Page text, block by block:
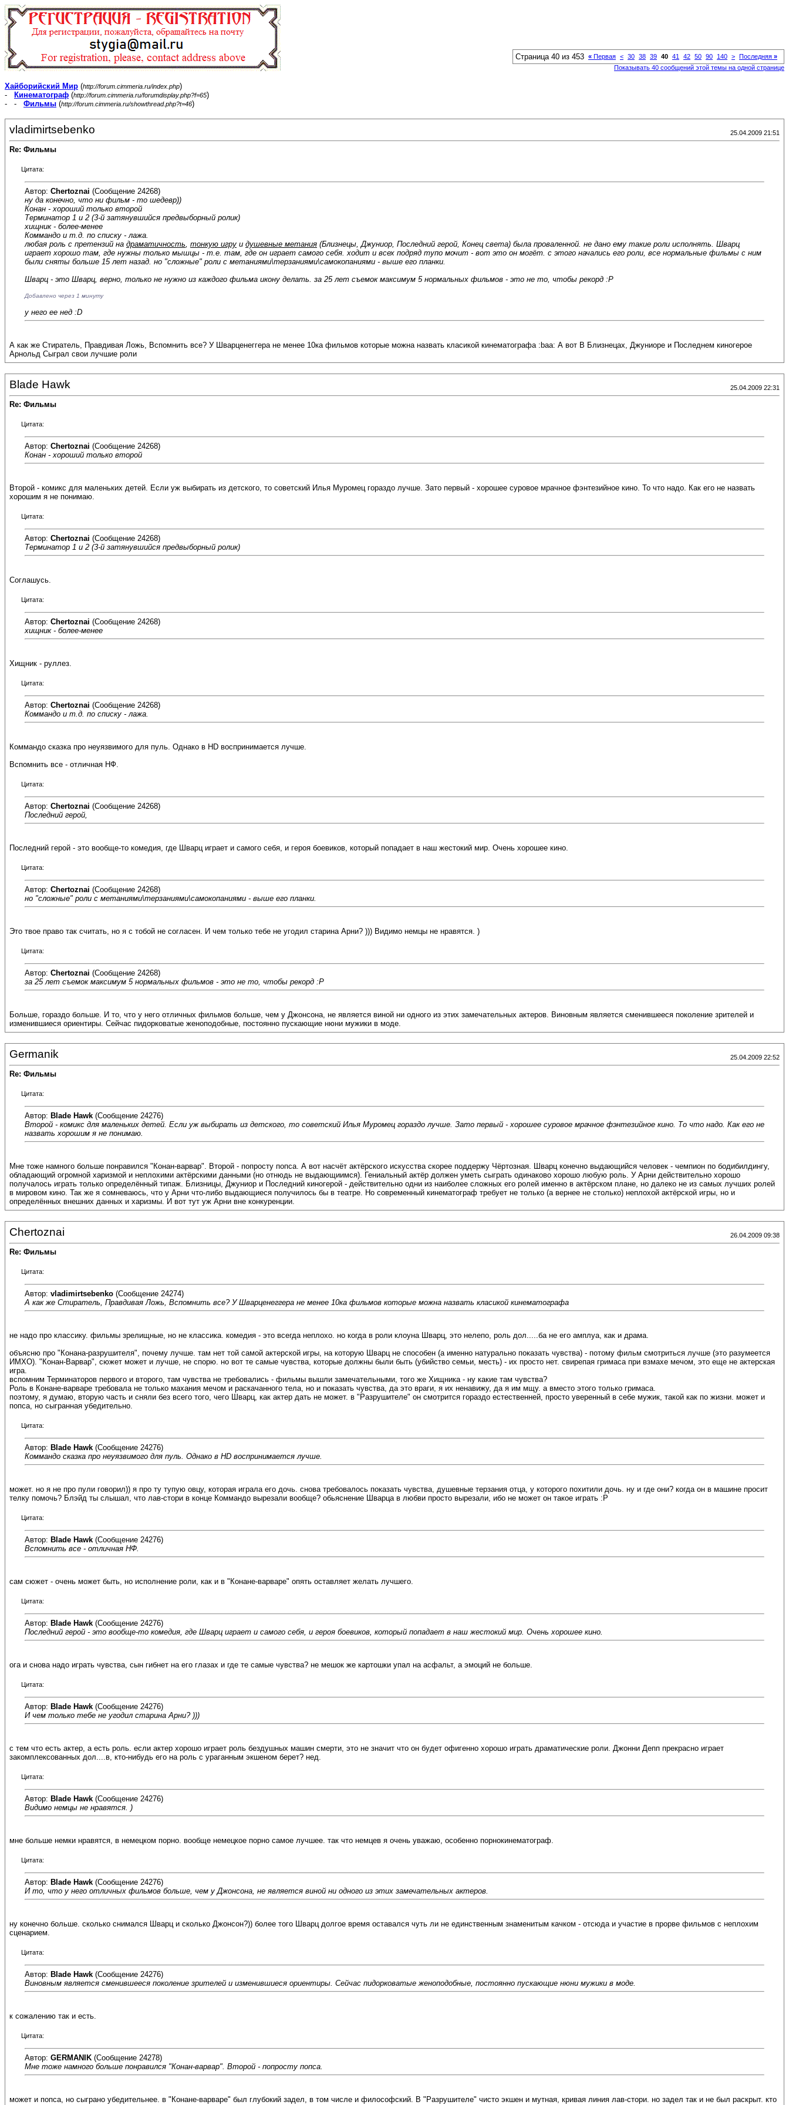
Страница 40 из 453 « Первая < 30 38 39 40 41 42 50 90 140 > Последняя »
Показывать 40 сообщений этой темы на одной странице
Хайборийский Мир (http://forum.cimmeria.ru/index.php)
-
Кинематограф (http://forum.cimmeria.ru/forumdisplay.php?f=65)
- - Фильмы (http://forum.cimmeria.ru/showthread.php?t=46)
vladimirtsebenko 25.04.2009 21:51
Re: Фильмы
Цитата:
Автор: Chertoznai (Сообщение 24268)
ну да конечно, что ни фильм - то шедевр))
Конан - хороший только второй
Терминатор 1 и 2 (3-й затянувшийся предвыборный ролик)
хищник - более-менее
Коммандо и т.д. по списку - лажа.
любая роль с претензий на драматичность тонкую игру и душевные метания (Близнецы, Джуниор, Последний герой, Конец света) была проваленной. не дано ему такие роли исполнять. Шварц
играет хорошо там, где нужны только мышцы - т.е. там, где он играет самого себя. ходит и всех подряд тупо мочит - вот это он могёт. с этого начались его роли, все нормальные фильмы с ним
были сняты больше 15 лет назад. но "сложные" роли с метаниями\терзаниями\самокопаниями - выше его планки.
Шварц - это Шварц, верно, только не нужно из каждого фильма икону делать. за 25 лет съемок максимум 5 нормальных фильмов - это не то, чтобы рекорд :P
Добавлено через 1 минуту
у него ее нед :D
А как же Стиратель, Правдивая Ложь, Вспомнить все? У Шварценеггера не менее 10ка фильмов которые можна назвать класикой кинематографа :baa: А вот В Близнецах, Джуниоре и Последнем киногерое
Арнольд Сыграл свои лучшие роли
Blade Hawk 25.04.2009 22:31
Re: Фильмы
Цитата:
Автор: Chertoznai (Сообщение 24268)
Конан - хороший только второй
Второй - комикс для маленьких детей. Если уж выбирать из детского, то советский Илья Муромец гораздо лучше. Зато первый - хорошее суровое мрачное фэнтезийное кино. То что надо. Как его не назвать
хорошим я не понимаю.
Цитата:
Автор: Chertoznai (Сообщение 24268)
Терминатор 1 и 2 (3-й затянувшийся предвыборный ролик)
Соглашусь.
Цитата:
Автор: Chertoznai (Сообщение 24268)
хищник - более-менее
Хищник - руллез.
Цитата:
Автор: Chertoznai (Сообщение 24268)
Коммандо и т.д. по списку - лажа.
Коммандо сказка про неуязвимого для пуль. Однако в HD воспринимается лучше.
Вспомнить все - отличная НФ.
Цитата:
Автор: Chertoznai (Сообщение 24268)
Последний герой,
Последний герой - это вообще-то комедия, где Шварц играет и самого себя, и героя боевиков, который попадает в наш жестокий мир. Очень хорошее кино.
Цитата:
Автор: Chertoznai (Сообщение 24268)
но "сложные" роли с метаниями\терзаниями\самокопаниями - выше его планки.
Это твое право так считать, но я с тобой не согласен. И чем только тебе не угодил старина Арни? ))) Видимо немцы не нравятся. )
Цитата:
Автор: Chertoznai (Сообщение 24268)
за 25 лет съемок максимум 5 нормальных фильмов - это не то, чтобы рекорд :P
Больше, гораздо больше. И то, что у него отличных фильмов больше, чем у Джонсона, не является виной ни одного из этих замечательных актеров. Виновным является сменившееся поколение зрителей и
изменившиеся ориентиры. Сейчас пидорковатые женоподобные, постоянно пускающие нюни мужики в моде.
Germanik 25.04.2009 22:52
Re: Фильмы
Цитата:
Автор: Blade Hawk (Сообщение 24276)
Второй - комикс для маленьких детей. Если уж выбирать из детского, то советский Илья Муромец гораздо лучше. Зато первый - хорошее суровое мрачное фэнтезийное кино. То что надо. Как его не
назвать хорошим я не понимаю.
Мне тоже намного больше понравился "Конан-варвар". Второй - попросту попса. А вот насчёт актёрского искусства скорее поддержу Чёртозная. Шварц конечно выдающийся человек - чемпион по бодибилдингу,
обладающий огромной харизмой и неплохими актёрскими данными (но отнюдь не выдающиимся). Гениальный актёр должен уметь сыграть одинаково хорошо любую роль. У Арни действительно хорошо
получалось играть только определённый типаж. Близницы, Джуниор и Последний киногерой - действительно одни из наиболее сложных его ролей именно в актёрском плане, но далеко не из самых лучших ролей
в мировом кино. Так же я сомневаюсь, что у Арни что-либо выдающиеся получилось бы в театре. Но современный кинематограф требует не только (а вернее не столько) неплохой актёрской игры, но и
определённых внешних данных и харизмы. И вот тут уж Арни вне конкуренции.
Chertoznai 26.04.2009 09:38
Re: Фильмы
Цитата:
Автор: vladimirtsebenko (Сообщение 24274)
А как же Стиратель, Правдивая Ложь, Вспомнить все? У Шварценеггера не менее 10ка фильмов которые можна назвать класикой кинематографа
не надо про классику. фильмы зрелищные, но не классика. комедия - это всегда неплохо. но когда в роли клоуна Шварц, это нелепо, роль дол.....ба не его амплуа, как и драма.
объясню про "Конана-разрушителя", почему лучше. там нет той самой актерской игры, на которую Шварц не способен (а именно натурально показать чувства) - потому фильм смотриться лучше (это разумеется
ИМХО). "Конан-Варвар", сюжет может и лучше, не спорю. но вот те самые чувства, которые должны были быть (убийство семьи, месть) - их просто нет. свирепая гримаса при взмахе мечом, это еще не актерская
игра.
вспомним Терминаторов первого и второго, там чувства не требовались - фильмы вышли замечательными, того же Хищника - ну какие там чувства?
Роль в Конане-варваре требовала не только махания мечом и раскачанного тела, но и показать чувства, да это враги, я их ненавижу, да я им мщу. а вместо этого только гримаса.
поэтому, я думаю, вторую часть и сняли без всего того, чего Шварц, как актер дать не может. в "Разрушителе" он смотрится гораздо естественней, просто уверенный в себе мужик, такой как по жизни. может и
попса, но сыгранная убедительно.
Цитата:
Автор: Blade Hawk (Сообщение 24276)
Коммандо сказка про неуязвимого для пуль. Однако в HD воспринимается лучше.
может. но я не про пули говорил)) я про ту тупую овцу, которая играла его дочь. снова требовалось показать чувства, душевные терзания отца, у которого похитили дочь. ну и где они? когда он в машине просит
телку помочь? Блэйд ты слышал, что лав-стори в конце Коммандо вырезали вообще? обьяснение Шварца в любви просто вырезали, ибо не может он такое играть :P
Цитата:
Автор: Blade Hawk (Сообщение 24276)
Вспомнить все - отличная НФ.
сам сюжет - очень может быть, но исполнение роли, как и в "Конане-варваре" опять оставляет желать лучшего.
Цитата:
Автор: Blade Hawk (Сообщение 24276)
Последний герой - это вообще-то комедия, где Шварц играет и самого себя, и героя боевиков, который попадает в наш жестокий мир. Очень хорошее кино.
ога и снова надо играть чувства, сын гибнет на его глазах и где те самые чувства? не мешок же картошки упал на асфальт, а эмоций не больше.
Цитата:
Автор: Blade Hawk (Сообщение 24276)
И чем только тебе не угодил старина Арни? )))
с тем что есть актер, а есть роль. если актер хорошо играет роль бездушных машин смерти, это не значит что он будет офигенно хорошо играть драматические роли. Джонни Депп прекрасно играет
закомплексованных дол....в, кто-нибудь его на роль с ураганным экшеном берет? нед.
Цитата:
Автор: Blade Hawk (Сообщение 24276)
Видимо немцы не нравятся. )
мне больше немки нравятся, в немецком порно. вообще немецкое порно самое лучшее. так что немцев я очень уважаю, особенно порнокинематограф.
Цитата:
Автор: Blade Hawk (Сообщение 24276)
И то, что у него отличных фильмов больше, чем у Джонсона, не является виной ни одного из этих замечательных актеров.
ну конечно больше. сколько снимался Шварц и сколько Джонсон?)) более того Шварц долгое время оставался чуть ли не единственным знаменитым качком - отсюда и участие в прорве фильмов с неплохим
сценарием.
Цитата:
Автор: Blade Hawk (Сообщение 24276)
Виновным является сменившееся поколение зрителей и изменившиеся ориентиры. Сейчас пидорковатые женоподобные, постоянно пускающие нюни мужики в моде.
к сожалению так и есть.
Цитата:
Автор: GERMANIK (Сообщение 24278)
Мне тоже намного больше понравился "Конан-варвар". Второй - попросту попса.
может и попса, но сыграно убедительнее. в "Конане-варваре" был глубокий задел, в том числе и философский. В "Разрушителе" чисто экшен и мутная, кривая линия лав-стори. но задел так и не был раскрыт. кто